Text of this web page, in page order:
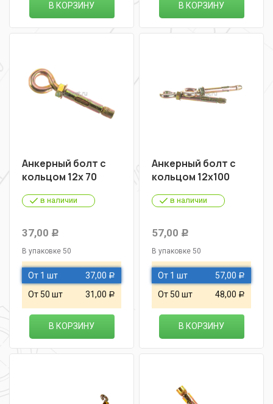
В КОРЗИНУ В КОРЗИНУ
Анкерный болт с
кольцом 12х 70
в наличии
37,00 Р
В упаковке 50
От 1 шт 37,00 Р
От 50 шт 31,00 Р
В КОРЗИНУ
Анкерный болт с
кольцом 12х100
в наличии
57,00 Р
В упаковке 50
От 1 шт 57,00 Р
От 50 шт 48,00 Р
В КОРЗИНУ